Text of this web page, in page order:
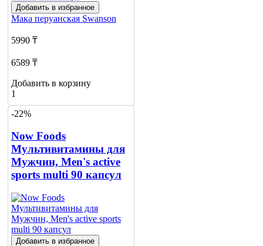
Добавить в избранное
Мака перуанская Swanson
5990 ₸
6589 ₸
Добавить в корзину
1
-22%
Now Foods
Мультивитамины для
Мужчин, Men's active
sports multi 90 капсул
Добавить в избранное